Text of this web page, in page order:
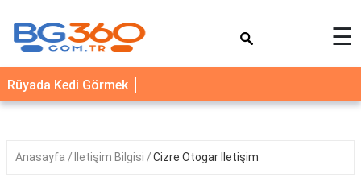
YEMEK
TARİFLERİ
☰
Rüyada Kedi Görmek
Anasayfa İletişim Bilgisi Cizre Otogar İletişim